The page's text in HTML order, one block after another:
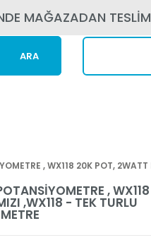
MAĞAZADAN
ARA
, WX118 20K POT,
,
,WX118 - TEK TURLU